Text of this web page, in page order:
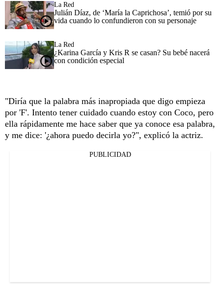
La Red
Julián Díaz, de ‘María la Caprichosa’, temió por su
vida cuando lo confundieron con su personaje
La Red
¿Karina García y Kris R se casan? Su bebé nacerá
con condición especial
"Diría que la palabra más inapropiada que digo empieza
por 'F'. Intento tener cuidado cuando estoy con Coco, pero
ella rápidamente me hace saber que ya conoce esa palabra,
y me dice: '¿ahora puedo decirla yo?", explicó la actriz.
PUBLICIDAD